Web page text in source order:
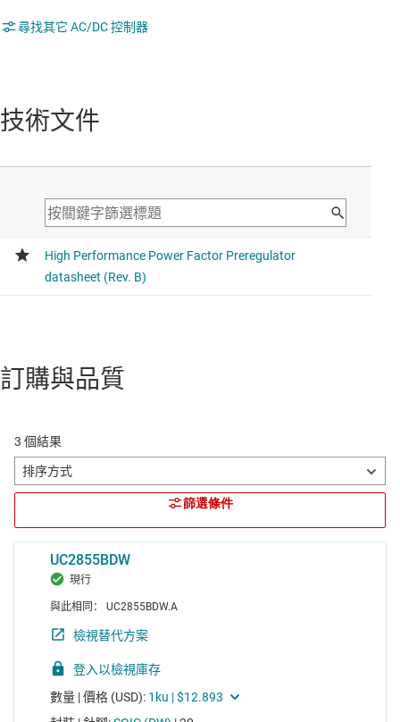
尋找其它 AC/DC 控制器
技術文件
訂購與品質